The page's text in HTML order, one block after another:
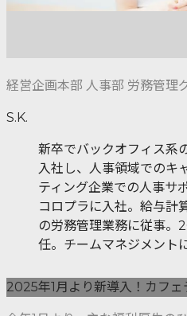
経営企画本部 人事部 労務管理
S.K.
新卒でバックオフィス系
入社し、人事領域でのキ
ティング企業での人事サ
コロプラに入社。給与計
の労務管理業務に従事。
任。チームマネジメント
2025年1月より新導入！カフ